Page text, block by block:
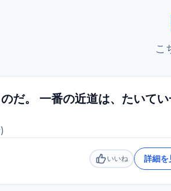
こ
だ。 一番の近道は、たいて
)
いいね
いいね 詳細を